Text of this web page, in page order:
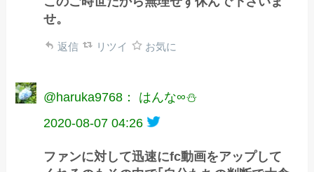
せ。
返信 リツイ お気に
@haruka9768： はんな∞⛄
2020-08-07 04:26
ファンに対して迅速にfc動画をアップして